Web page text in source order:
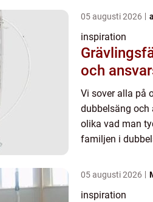
en ny dubbelsäng
05 augusti 2026
inspiration
och
Vi sover alla på
dubbelsäng och
olika vad man
familjen i
en ny
05 augusti 2026
inspiration